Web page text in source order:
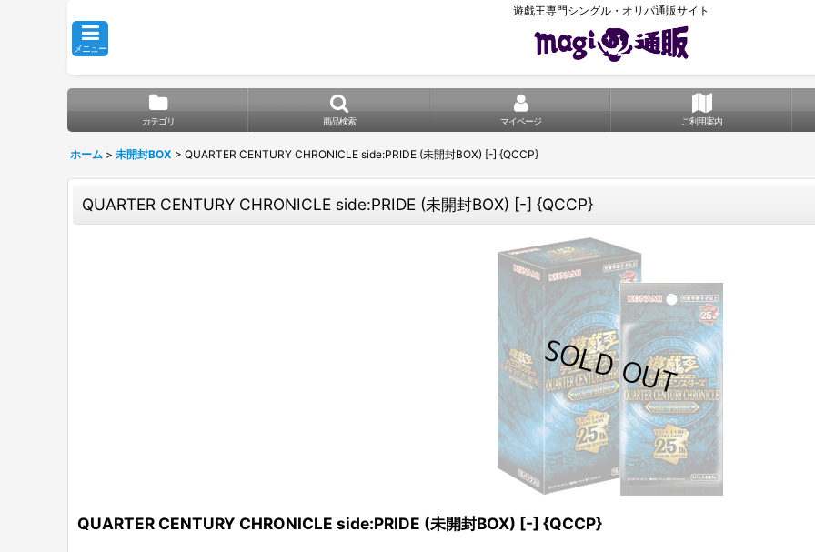
遊戯王専門シングル・オリパ通販サイト
メニュー
カテゴリ 商品検索 マイページ ご利用案内
ホーム > 未開封BOX > QUARTER CENTURY CHRONICLE side:PRIDE (未開封BOX) [-] {QCCP}
QUARTER CENTURY CHRONICLE side:PRIDE (未開封BOX) [-] {QCCP}
QUARTER CENTURY CHRONICLE side:PRIDE (未開封BOX) [-] {QCCP}